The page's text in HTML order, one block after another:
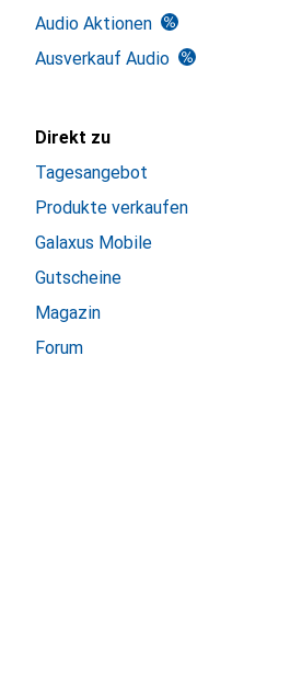
Audio Aktionen
Ausverkauf Audio
Direkt zu
Tagesangebot
Produkte verkaufen
Galaxus Mobile
Gutscheine
Magazin
Forum